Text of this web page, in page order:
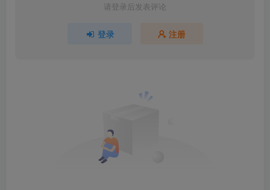
请登录后发表评论
登录 注册